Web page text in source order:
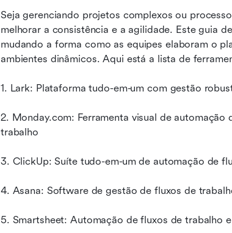
Seja gerenciando projetos complexos ou
melhorar a consistência e a agilidade. Este guia
mudando a forma como as equipes elaboram o
ambientes dinâmicos. Aqui está a lista de
1. Lark: Plataforma tudo-em-um com gestão
2. Monday.com: Ferramenta visual de
trabalho
3. ClickUp: Suíte tudo-em-um de automação de
4. Asana: Software de gestão de fluxos de
5. Smartsheet: Automação de fluxos de trabalho